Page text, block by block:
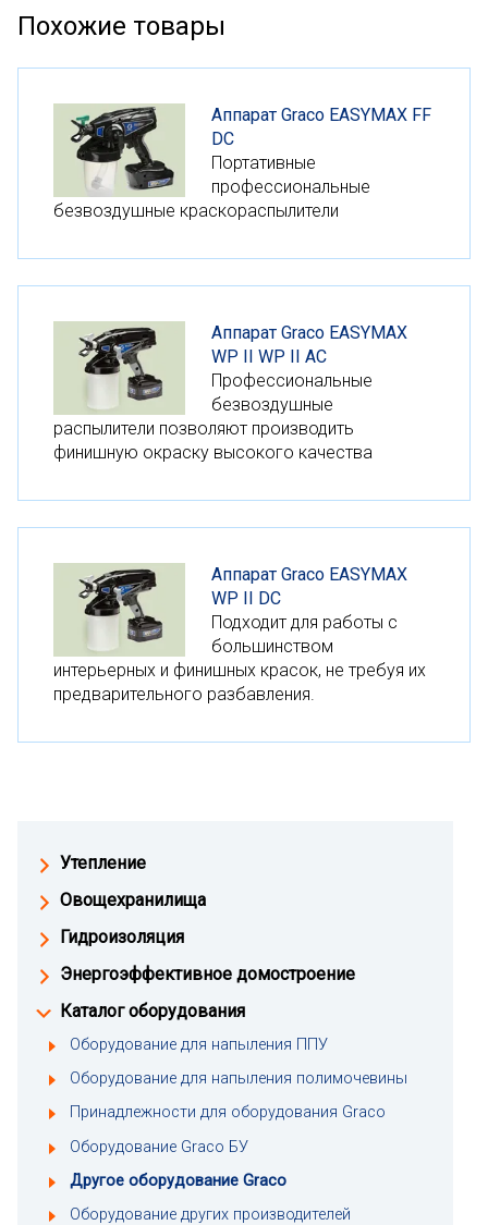
Утепление
Овощехранилища
Гидроизоляция
Энергоэффективное домостроение
Каталог оборудования
Оборудование для напыления ППУ
Оборудование для напыления полимочевины
Принадлежности для оборудования Graco
Оборудование Graco БУ
Другое оборудование Graco
Оборудование других производителей
Похожие товары
Аппарат Graco EASYMAX FF
DC
Портативные
профессиональные
безвоздушные краскораспылители
Аппарат Graco EASYMAX
WP II WP II AC
Профессиональные
безвоздушные
распылители позволяют производить
финишную окраску высокого качества
Аппарат Graco EASYMAX
WP II DC
Подходит для работы с
большинством
интерьерных и финишных красок, не требуя их
предварительного разбавления.